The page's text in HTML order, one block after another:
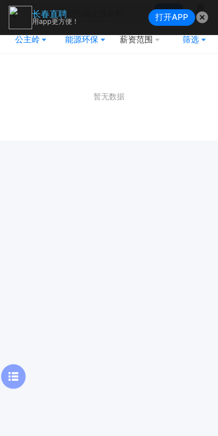
搜索
地图
公主岭 能源环保 薪资范围 筛选
暂无数据
长春直聘
用app更方便！ 打开APP